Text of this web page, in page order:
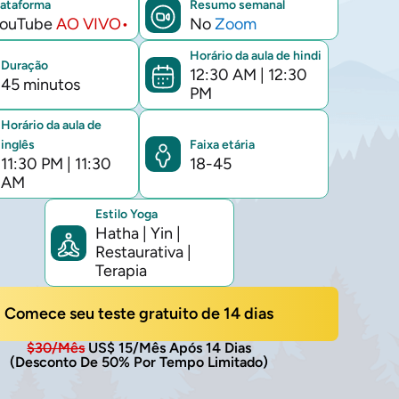
atual
AO VIVO•
Resumo semanal
NoZoom
Duração
45 minutos
Horário da aula de hindi
12:30 AM
12:30
PM
Horário da aula de
inglês
11:30 PM
11:30
AM
Faixa etária
18-45
Estilo Yoga
Hatha | Yin |
Restaurativa |
Terapia
Comece seu teste gratuito de 14 dias
$30/mêsUS$ 15/mês Após 14 Dias
(Desconto De 50% Por Tempo Limitado)